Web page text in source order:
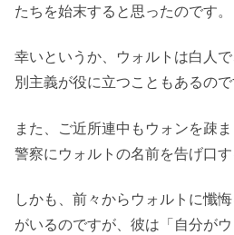
たちを始末すると思ったのです。
幸いというか、ウォルトは白人
別主義が役に立つこともあるので
また、ご近所連中もウォンを疎
警察にウォルトの名前を告げ口す
しかも、前々からウォルトに懺
がいるのですが、彼は「自分が